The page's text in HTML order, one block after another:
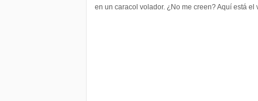
en un caracol volador. ¿No me creen? Aquí está el